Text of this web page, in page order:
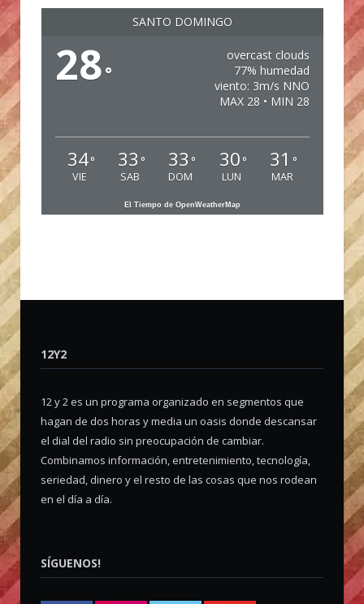
SANTO DOMINGO
28°
overcast clouds
77% humedad
viento: 3m/s NNO
MAX 28 • MIN 28
34°
VIE
33 °
SAB
33 °
DOM
30 °
LUN
31 °
MAR
El Tiempo de OpenWeatherMap
12Y2
12 y 2 es un programa organizado en segmentos que
hagan de dos horas y media un oasis donde descansar
el dial del radio sin preocupación de cambiar.
Combinamos información, entretenimiento, tecnología,
seriedad, dinero y el resto de las cosas que nos rodean
en el día a día.
SÍGUENOS!